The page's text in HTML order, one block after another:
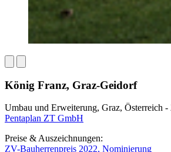
König Franz, Graz-Geidorf
Umbau und Erweiterung, Graz, Österreich -
Pentaplan ZT GmbH
Preise & Auszeichnungen:
ZV-Bauherrenpreis 2022, Nominierung